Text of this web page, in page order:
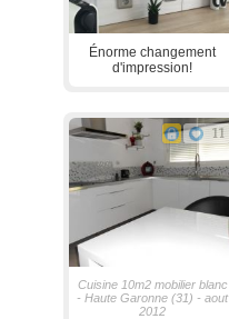
Énorme changement
d'impression!
11
Cuisine 10m2 mobilier blanc
- Haute Garonne (31) - aout
2012